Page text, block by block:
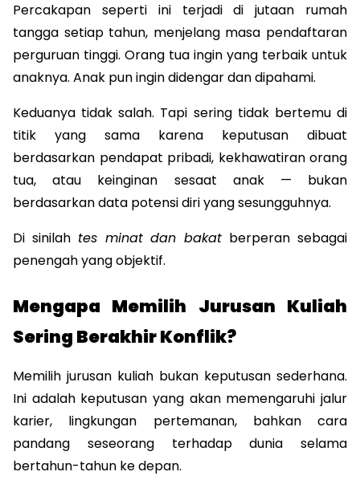
Percakapan seperti ini terjadi di jutaan rumah
tangga setiap tahun, menjelang masa pendaftaran
perguruan tinggi. Orang tua ingin yang terbaik untuk
anaknya. Anak pun ingin didengar dan dipahami.
Keduanya tidak salah. Tapi sering tidak bertemu di
titik yang sama karena keputusan dibuat
berdasarkan pendapat pribadi, kekhawatiran orang
tua, atau keinginan sesaat anak — bukan
berdasarkan data potensi diri yang sesungguhnya.
Di sinilah tes minat dan bakat berperan sebagai
penengah yang objektif.
Mengapa Memilih Jurusan Kuliah
Sering Berakhir Konflik?
Memilih jurusan kuliah bukan keputusan sederhana.
Ini adalah keputusan yang akan memengaruhi jalur
karier, lingkungan pertemanan, bahkan cara
pandang seseorang terhadap dunia selama
bertahun-tahun ke depan.